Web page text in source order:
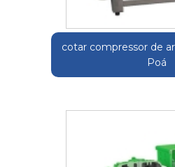
cotar compressor de
Poá